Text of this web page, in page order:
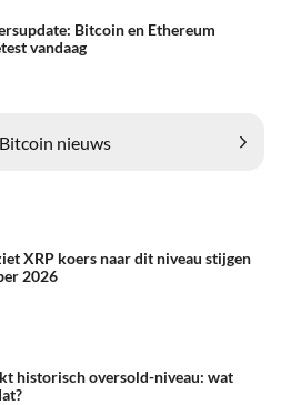
Bitcoin en Ethereum
vandaag
nieuws
XRP koers naar dit niveau stijgen
2026
historisch oversold-niveau: wat